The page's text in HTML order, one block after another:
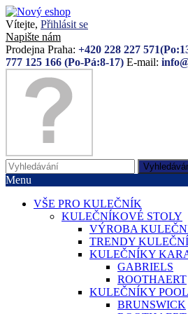
Vítejte, Přihlásit se
Napište nám
Prodejna Praha: +420 228 227
777 125 166 (Po-Pá:8-17) E-mail:
Menu
VŠE PRO KULEČNÍK
KULEČNÍKOVÉ STOLY
VÝROBA
TRENDY
KULEČNÍKY
GABRIELS
ROOTHAERT
KULEČNÍKY POOL
BRUNSWICK